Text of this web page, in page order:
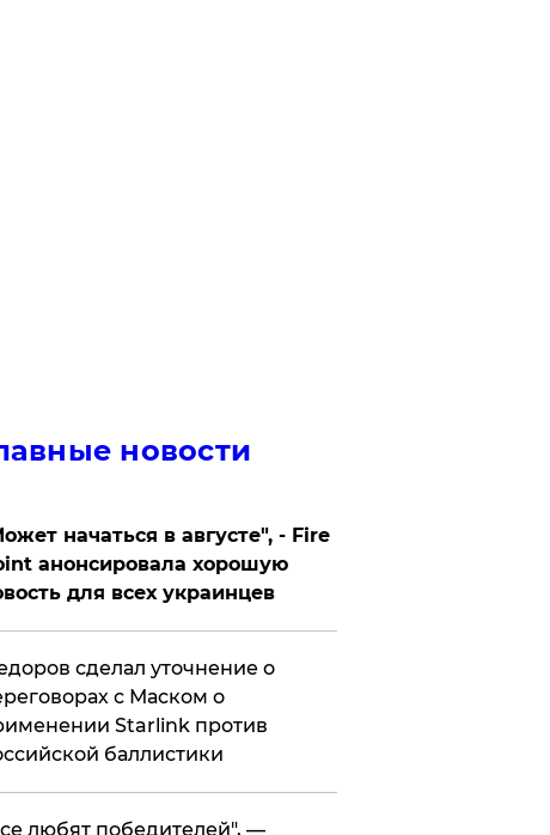
новости
начаться в августе", - Fire
анонсировала хорошую
для всех украинцев
сделал уточнение о
с Маском о
Starlink против
баллистики
любят победителей", —